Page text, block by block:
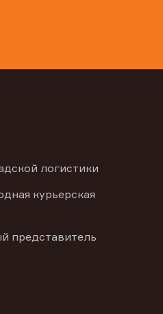
логистики
курьерская
представитель